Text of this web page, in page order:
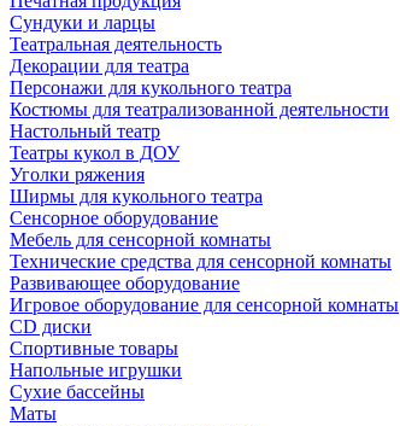
Сундуки и ларцы
Театральная деятельность
Декорации для театра
Персонажи для кукольного театра
Костюмы для театрализованной деятельности
Настольный театр
Театры кукол в ДОУ
Уголки ряжения
Ширмы для кукольного театра
Сенсорное оборудование
Мебель для сенсорной комнаты
Технические средства для сенсорной комнаты
Развивающее оборудование
Игровое оборудование для сенсорной комнаты
CD диски
Спортивные товары
Напольные игрушки
Сухие бассейны
Маты